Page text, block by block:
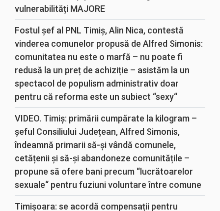
vulnerabilități MAJORE
Fostul șef al PNL Timiș, Alin Nica, contestă
vinderea comunelor propusă de Alfred Simonis:
comunitatea nu este o marfă – nu poate fi
redusă la un preț de achiziție – asistăm la un
spectacol de populism administrativ doar
pentru că reforma este un subiect “sexy“
VIDEO. Timiș: primării cumpărate la kilogram –
șeful Consiliului Județean, Alfred Simonis,
îndeamnă primarii să-și vândă comunele,
cetățenii și să-și abandoneze comunitățile –
propune să ofere bani precum “lucrătoarelor
sexuale“ pentru fuziuni voluntare între comune
Timișoara: se acordă compensații pentru